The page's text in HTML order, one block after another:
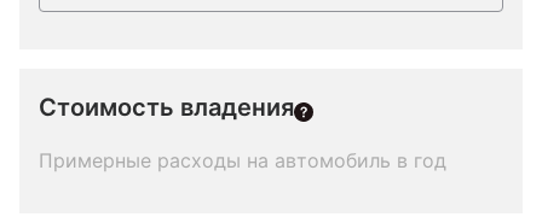
Стоимость владения
Примерные расходы на автомобиль в год